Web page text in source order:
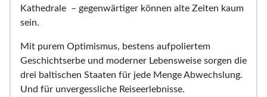
Kathedrale – gegenwärtiger können alte Zeiten kaum
sein.
Mit purem Optimismus, bestens aufpoliertem
Geschichtserbe und moderner Lebensweise sorgen die
drei baltischen Staaten für jede Menge Abwechslung.
Und für unvergessliche Reiseerlebnisse.